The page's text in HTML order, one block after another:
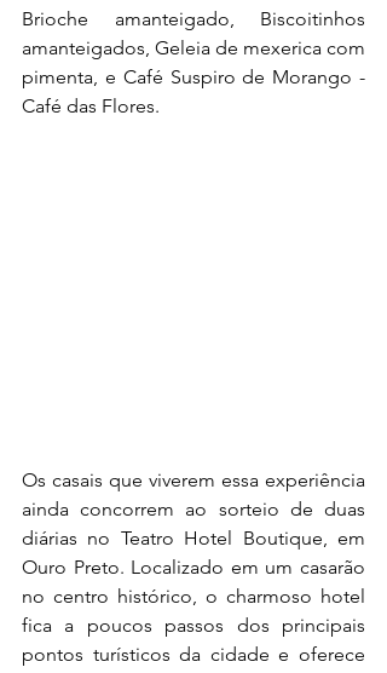
Brioche amanteigado, Biscoitinhos
amanteigados, Geleia de mexerica com
pimenta, e Café Suspiro de Morango -
Café das Flores.
Os casais que viverem essa experiência
ainda concorrem ao sorteio de duas
diárias no Teatro Hotel Boutique, em
Ouro Preto. Localizado em um casarão
no centro histórico, o charmoso hotel
fica a poucos passos dos principais
pontos turísticos da cidade e oferece